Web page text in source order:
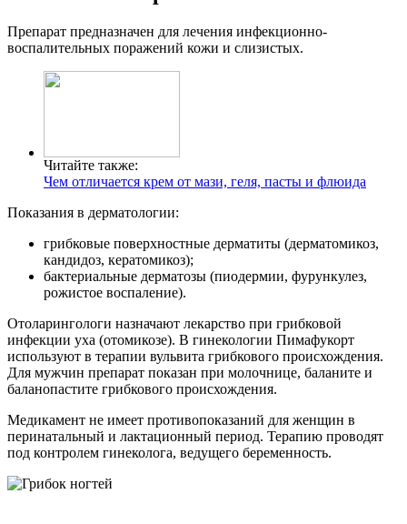
Препарат предназначен для лечения инфекционно-
воспалительных поражений кожи и слизистых.
Читайте также:
Чем отличается крем от мази, геля, пасты и флюида
Показания в дерматологии:
грибковые поверхностные дерматиты (дерматомикоз,
кандидоз, кератомикоз);
бактериальные дерматозы (пиодермии, фурункулез,
рожистое воспаление).
Отоларингологи назначают лекарство при грибковой
инфекции уха (отомикозе). В гинекологии Пимафукорт
используют в терапии вульвита грибкового происхождения.
Для мужчин препарат показан при молочнице, баланите и
баланопастите грибкового происхождения.
Медикамент не имеет противопоказаний для женщин в
перинатальный и лактационный период. Терапию проводят
под контролем гинеколога, ведущего беременность.